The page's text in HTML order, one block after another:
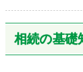
相続の基礎